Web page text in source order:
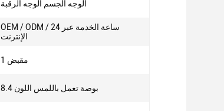
الوجه الجسم الوجه الرقبة
OEM / ODM / 24 ساعة الخدمة عبر
الإنترنت
1 مقبض
8.4 بوصة تعمل باللمس اللون